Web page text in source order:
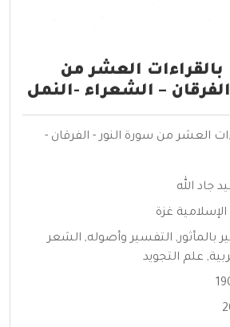
بالقراءات العشر من
– الشعراء -النمل
العشر من سورة النور - الفرقان -
جاد الله
غزة
بالمأثور, التفسير وأصوله, الشعر
, علم التجويد